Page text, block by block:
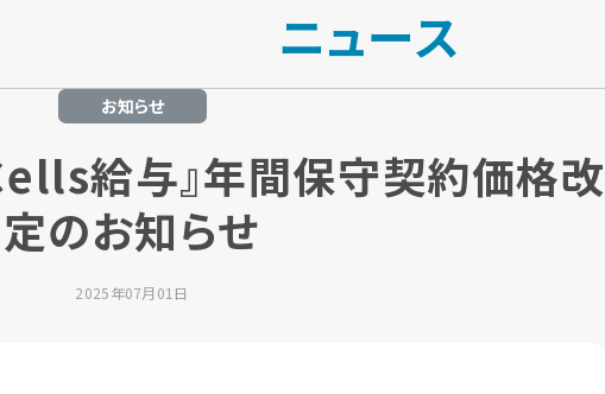
ニュース
お知らせ
Cells給与』年間保守契約価格改
定のお知らせ
2025年07月01日